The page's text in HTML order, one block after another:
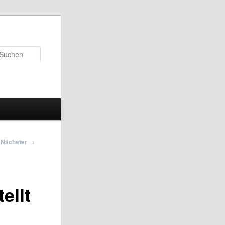
Nächster →